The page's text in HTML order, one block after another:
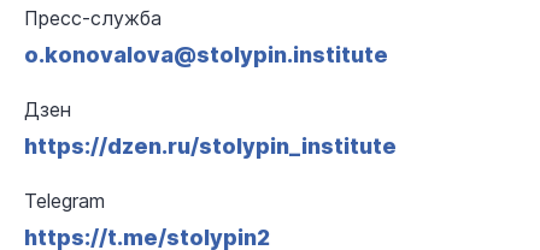
Пресс-служба
o.konovalova@stolypin.institute
Дзен
https://dzen.ru/stolypin_institute
Telegram
https://t.me/stolypin2